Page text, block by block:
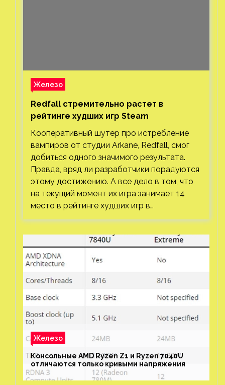
Железо
Redfall стремительно растет в
рейтинге худших игр Steam
Кооперативный шутер про истребление
вампиров от студии Arkane, Redfall, смог
добиться одного значимого результата.
Правда, вряд ли разработчики порадуются
этому достижению. А все дело в том, что
на текущий момент их игра занимает 14
место в рейтинге худших игр в…
Железо
Консольные AMD Ryzen Z1 и Ryzen 7040U
отличаются только кривыми напряжения